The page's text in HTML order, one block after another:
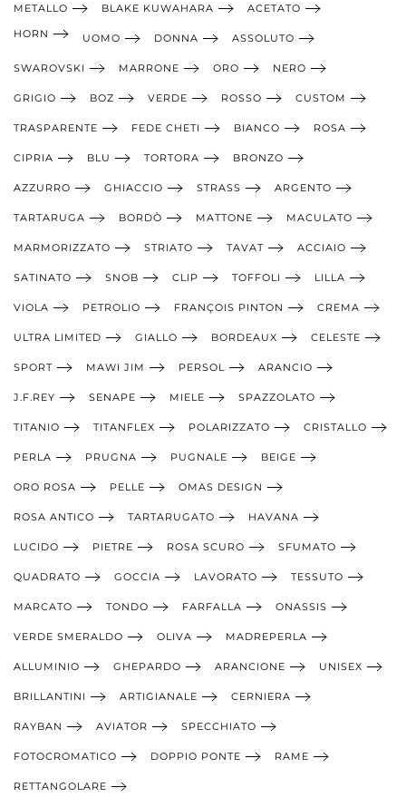
METALLO BLAKE KUWAHARA
ACETATO
HORN
UOMO DONNA ASSOLUTO
SWAROVSKI MARRONE ORO NERO
GRIGIO BOZ VERDE ROSSO CUSTOM
TRASPARENTE FEDE CHETI BIANCO ROSA
CIPRIA BLU TORTORA BRONZO
AZZURRO GHIACCIO STRASS ARGENTO
TARTARUGA BORDÒ MATTONE MACULATO
MARMORIZZATO STRIATO TAVAT ACCIAIO
SATINATO SNOB CLIP TOFFOLI LILLA
VIOLA PETROLIO FRANÇOIS PINTON CREMA
ULTRA LIMITED GIALLO BORDEAUX CELESTE
SPORT MAWI JIM PERSOL ARANCIO
J.F.REY SENAPE MIELE SPAZZOLATO
TITANIO TITANFLEX POLARIZZATO CRISTALLO
PERLA PRUGNA PUGNALE BEIGE
ORO ROSA PELLE OMAS DESIGN
ROSA ANTICO TARTARUGATO HAVANA
LUCIDO PIETRE ROSA SCURO SFUMATO
QUADRATO GOCCIA LAVORATO TESSUTO
MARCATO TONDO FARFALLA ONASSIS
VERDE SMERALDO OLIVA MADREPERLA
ALLUMINIO GHEPARDO ARANCIONE UNISEX
BRILLANTINI ARTIGIANALE CERNIERA
RAYBAN AVIATOR SPECCHIATO
FOTOCROMATICO DOPPIO PONTE RAME
RETTANGOLARE